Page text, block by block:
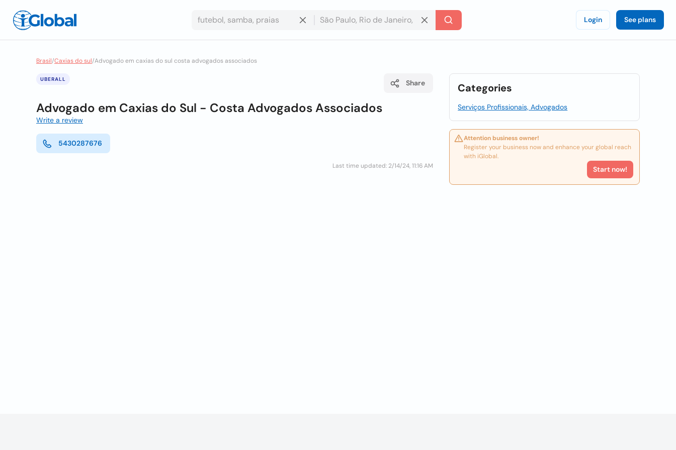
Login See plans
Brasil/Caxias do sul/Advogado em caxias do sul costa advogados associados
UBERALL Share
Advogado em Caxias do Sul - Costa Advogados Associados
Write a review
5430287676
Last time updated: 2/14/24, 11:16 AM
Categories
Serviços Profissionais, Advogados
Attention business owner!
Register your business now and enhance your global reach
with iGlobal.
Start now!